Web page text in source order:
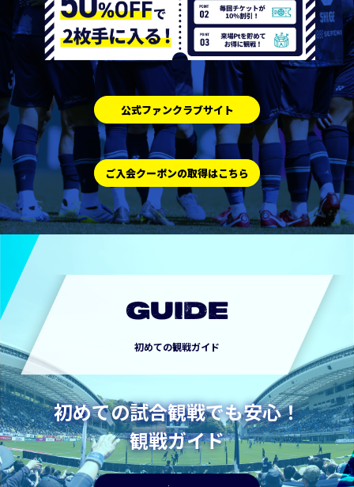
公式ファンクラブサイト
ご入会クーポンの取得はこちら
GUIDE
初めての観戦ガイド
初めての試合観戦でも安心！
観戦ガイド